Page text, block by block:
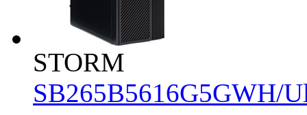
STORM
SB265B5616G5GWH/